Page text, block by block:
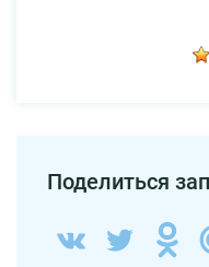
Поделиться